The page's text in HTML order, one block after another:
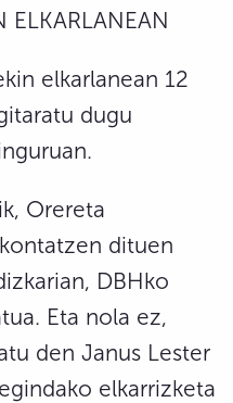
ELKARLANEAN
elkarlanean 12
dugu
Orereta
dituen
DBHko
Eta nola ez,
den Janus Lester
elkarrizketa